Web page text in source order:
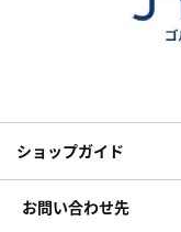
ショップガイド
お問い合わせ先